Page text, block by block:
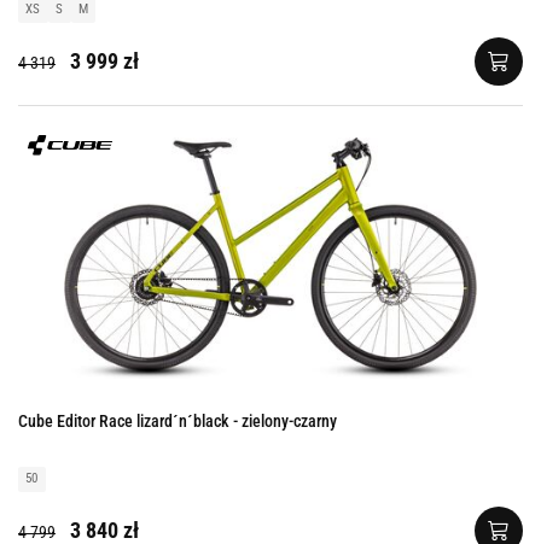
XS S M
4 319 3 999 zł
Cube Editor Race lizard´n´black - zielony-czarny
50
4 799 3 840 zł